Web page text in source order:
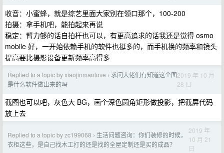
收音：小蜜蜂，就是综艺里面大家别在领口那个，100-200
拍摄：拿手机吧，能拍起来再说
稳定：臂力够的话自拍杆也可以，有更高追求的话我还是觉得 osmo
mobile 好，一开始依赖手机的软件也挺多的，而手机换的频率和镜头
提高要比摄影设备更新频率高得多
Replied to a topic by xiaojinmaolove › 求问大佬们有知道这个图
是什么软件做出来的吗
2019 年 10 月
28 日
截图也可以吧，灰色大 BG，画个深色圆角矩形做投影，把截屏代码
放上去
Replied to a topic by zc199068 › 生活问题咨询：你们装修的时候，
衣柜这些，是自己找木工打的还是找的全屋定制还是买的成品？
2019 年
10 月 21
日